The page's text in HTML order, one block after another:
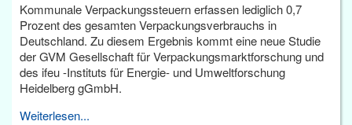
Kommunale Verpackungssteuern erfassen lediglich 0,7
Prozent des gesamten Verpackungsverbrauchs in
Deutschland. Zu diesem Ergebnis kommt eine neue Studie
der GVM Gesellschaft für Verpackungsmarktforschung und
des ifeu -Instituts für Energie- und Umweltforschung
Heidelberg gGmbH.
Weiterlesen...